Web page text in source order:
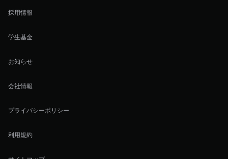
採用情報
学生基金
お知らせ
会社情報
プライバシーポリシー
利用規約